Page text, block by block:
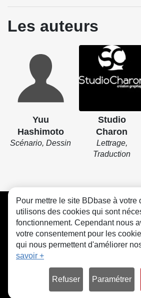
Les auteurs
Yuu
Hashimoto
Scénario, Dessin
Studio
Charon
Lettrage,
Traduction
CGU FAQ Contact
Pour mettre le site BDbase à votre
utilisons des cookies qui sont
fonctionnement. Cependant nous
votre consentement pour les
qui nous permettent d'améliorer
savoir +
Refuser Paramétrer